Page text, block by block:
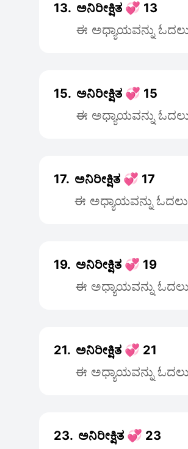
13. ಅನಿರೀಕ್ಷಿತ 💞 13
ಈ ಅಧ್ಯಾಯವನ್ನು
15. ಅನಿರೀಕ್ಷಿತ 💞 15
ಈ ಅಧ್ಯಾಯವನ್ನು
17. ಅನಿರೀಕ್ಷಿತ 💞 17
ಈ ಅಧ್ಯಾಯವನ್ನು
19. ಅನಿರೀಕ್ಷಿತ 💞 19
ಈ ಅಧ್ಯಾಯವನ್ನು
21. ಅನಿರೀಕ್ಷಿತ 💞 21
ಈ ಅಧ್ಯಾಯವನ್ನು
23. ಅನಿರೀಕ್ಷಿತ 💞 23